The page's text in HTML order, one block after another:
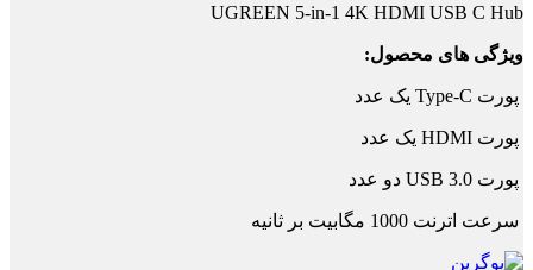
UGREEN 5-in-1 4K HDMI USB C Hub
ویژگی های محصول:
پورت Type-C یک عدد
پورت HDMI یک عدد
پورت USB 3.0 دو عدد
سرعت اترنت 1000 مگابیت بر ثانیه